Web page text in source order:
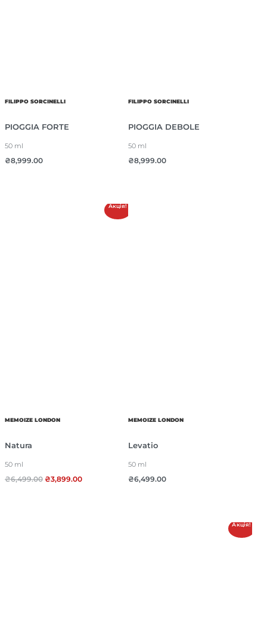
FILIPPO SORCINELLI
PIOGGIA FORTE
50 ml
₴8,999.00
FILIPPO SORCINELLI
PIOGGIA DEBOLE
50 ml
₴8,999.00
Акція!
MEMOIZE LONDON
Natura
50 ml
₴6,499.00 ₴3,899.00
MEMOIZE LONDON
Levatio
50 ml
₴6,499.00
Акція!